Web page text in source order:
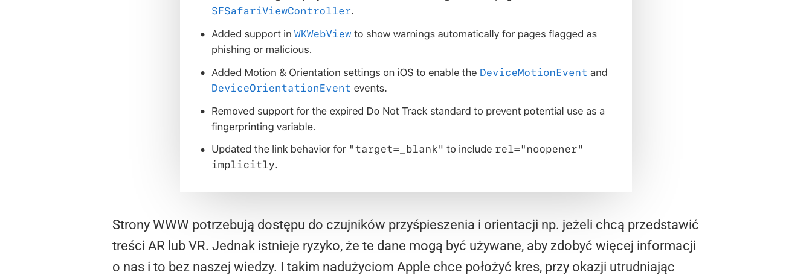
Strony WWW potrzebują dostępu do czujników przyśpieszenia i orientacji np. jeżeli chcą przedstawić
treści AR lub VR. Jednak istnieje ryzyko, że te dane mogą być używane, aby zdobyć więcej informacji
o nas i to bez naszej wiedzy. I takim nadużyciom Apple chce położyć kres, przy okazji utrudniając